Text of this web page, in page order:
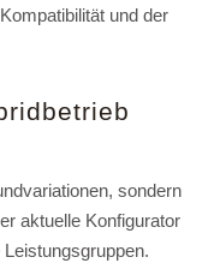
und der
sondern
aktuelle Konfigurator